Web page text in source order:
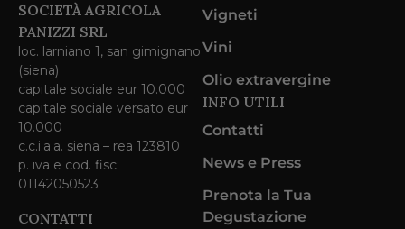
SOCIETÀ AGRICOLA
PANIZZI SRL
loc. larniano 1, san gimignano
(siena)
capitale sociale eur 10.000
capitale sociale versato eur
10.000
c.c.i.a.a. siena – rea 123810
p. iva e cod. fisc:
01142050523
CONTATTI
Vigneti
Vini
Olio extravergine
INFO UTILI
Contatti
News e Press
Prenota la Tua
Degustazione